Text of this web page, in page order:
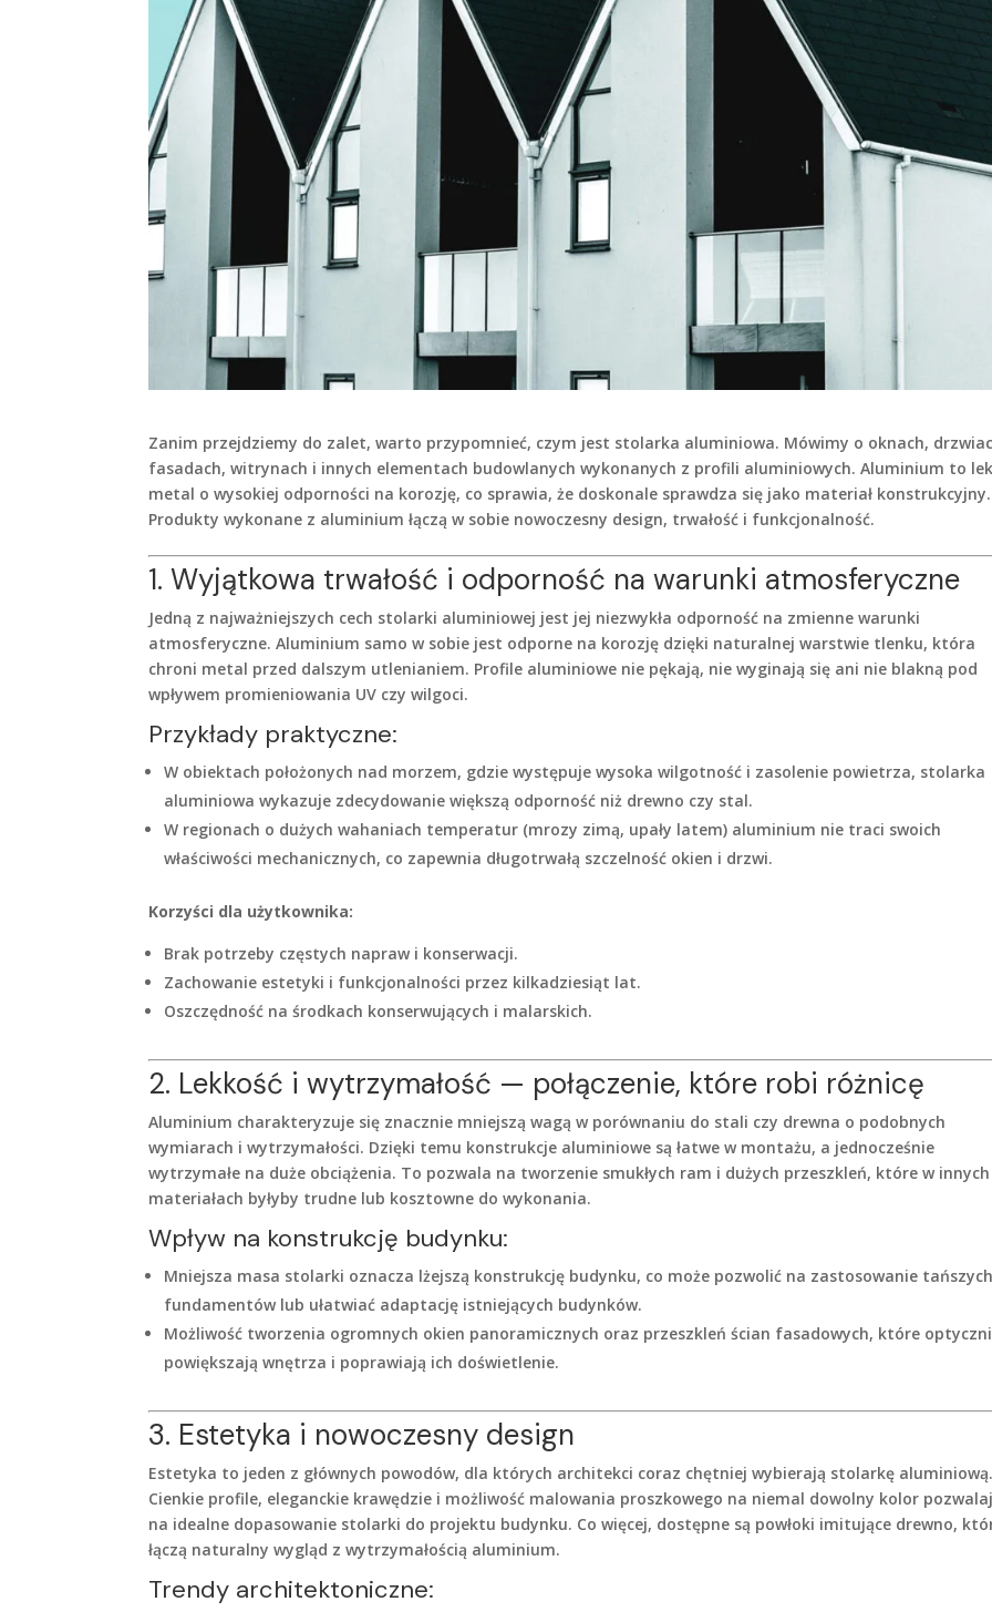
Zanim przejdziemy do zalet, warto przypomnieć, czym jest stolarka aluminiowa. Mówimy o oknach,
fasadach, witrynach i innych elementach budowlanych wykonanych z profili aluminiowych. Aluminium to
metal o wysokiej odporności na korozję, co sprawia, że doskonale sprawdza się jako materiał konstrukcyjny.
Produkty wykonane z aluminium łączą w sobie nowoczesny design, trwałość i funkcjonalność.
1. Wyjątkowa trwałość i odporność na warunki atmosferyczne
Jedną z najważniejszych cech stolarki aluminiowej jest jej niezwykła odporność na zmienne warunki
atmosferyczne. Aluminium samo w sobie jest odporne na korozję dzięki naturalnej warstwie tlenku, która
chroni metal przed dalszym utlenianiem. Profile aluminiowe nie pękają, nie wyginają się ani nie blakną pod
wpływem promieniowania UV czy wilgoci.
Przykłady praktyczne:
W obiektach położonych nad morzem, gdzie występuje wysoka wilgotność i zasolenie powietrza, stolarka
aluminiowa wykazuje zdecydowanie większą odporność niż drewno czy stal.
W regionach o dużych wahaniach temperatur (mrozy zimą, upały latem) aluminium nie traci swoich
właściwości mechanicznych, co zapewnia długotrwałą szczelność okien i drzwi.
Korzyści dla użytkownika:
Brak potrzeby częstych napraw i konserwacji.
Zachowanie estetyki i funkcjonalności przez kilkadziesiąt lat.
Oszczędność na środkach konserwujących i malarskich.
2. Lekkość i wytrzymałość — połączenie, które robi różnicę
Aluminium charakteryzuje się znacznie mniejszą wagą w porównaniu do stali czy drewna o podobnych
wymiarach i wytrzymałości. Dzięki temu konstrukcje aluminiowe są łatwe w montażu, a jednocześnie
wytrzymałe na duże obciążenia. To pozwala na tworzenie smukłych ram i dużych przeszkleń, które w innych
materiałach byłyby trudne lub kosztowne do wykonania.
Wpływ na konstrukcję budynku:
Mniejsza masa stolarki oznacza lżejszą konstrukcję budynku, co może pozwolić na zastosowanie
fundamentów lub ułatwiać adaptację istniejących budynków.
Możliwość tworzenia ogromnych okien panoramicznych oraz przeszkleń ścian fasadowych, które
powiększają wnętrza i poprawiają ich doświetlenie.
3. Estetyka i nowoczesny design
Estetyka to jeden z głównych powodów, dla których architekci coraz chętniej wybierają stolarkę
Cienkie profile, eleganckie krawędzie i możliwość malowania proszkowego na niemal dowolny kolor
na idealne dopasowanie stolarki do projektu budynku. Co więcej, dostępne są powłoki imitujące drewno,
łączą naturalny wygląd z wytrzymałością aluminium.
Trendy architektoniczne: